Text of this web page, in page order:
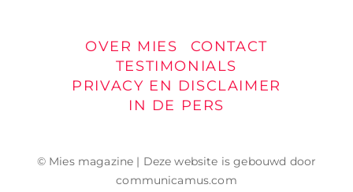
OVER MIES
CONTACT
TESTIMONIALS
PRIVACY EN DISCLAIMER
IN DE PERS
© Mies magazine | Deze website is gebouwd door
communicamus.com